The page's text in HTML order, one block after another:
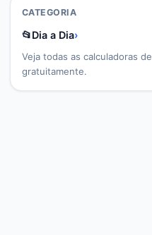
CATEGORIA
📂Dia a Dia›
Veja todas as calculadoras de
gratuitamente.